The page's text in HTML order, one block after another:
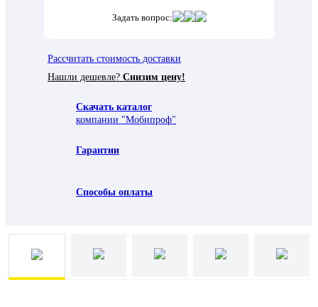
Задать вопрос:
Рассчитать стоимость доставки
Нашли дешевле? Снизим цену!
Скачать каталог
компании "Мобипроф"
Гарантии
Способы оплаты